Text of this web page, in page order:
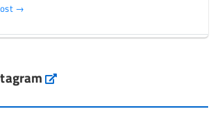
→
→
Instagram